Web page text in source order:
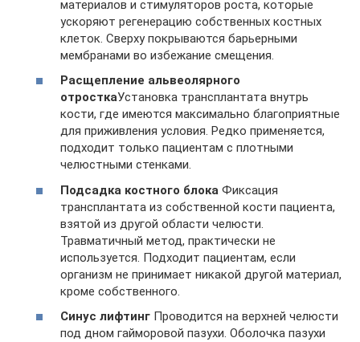
материалов и стимуляторов роста, которые
ускоряют регенерацию собственных костных
клеток. Сверху покрываются барьерными
мембранами во избежание смещения.
Расщепление альвеолярного
отросткаУстановка трансплантата внутрь
кости, где имеются максимально благоприятные
для приживления условия. Редко применяется,
подходит только пациентам с плотными
челюстными стенками.
Подсадка костного блока Фиксация
трансплантата из собственной кости пациента,
взятой из другой области челюсти.
Травматичный метод, практически не
используется. Подходит пациентам, если
организм не принимает никакой другой материал,
кроме собственного.
Синус лифтинг Проводится на верхней челюсти
под дном гайморовой пазухи. Оболочка пазухи